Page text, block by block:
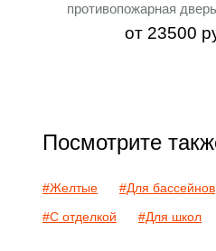
противопожарная
от 23500
Посмотрите
#Желтые #Для бассейнов
#С отделкой
#Для школ